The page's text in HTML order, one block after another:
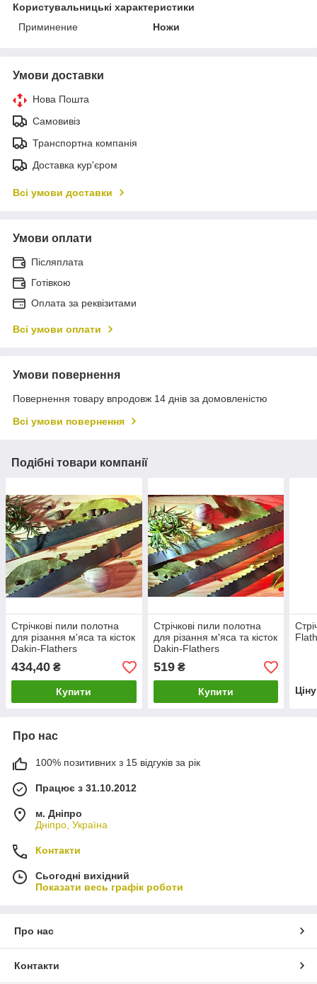
Користувальницькі характеристики
Приминение
Ножи
Умови доставки
Нова Пошта
Самовивіз
Транспортна компанія
Доставка кур'єром
Всі умови доставки
Умови оплати
Післяплата
Готівкою
Оплата за реквізитами
Всі умови оплати
Умови повернення
Повернення товару впродовж 14 днів за домовленістю
Всі умови повернення
Подібні товари компанії
Стрічкові пили полотна
для різання м'яса та кісток
Dakin-Flathers
(Великобританія)
16х0,5x2090 mm
434,40 ₴
Купити
Стрічкові пили полотна
для різання м'яса та кісток
Dakin-Flathers
(Великобританія)
20х0,5х2400 мм
519₴
Купити
Про нас
100% позитивних з 15 відгуків за рік
Працює з 31.10.2012
м. Дніпро
Дніпро, Україна
Контакти
Сьогодні вихідний
Показати весь графік роботи
Про нас
Контакти